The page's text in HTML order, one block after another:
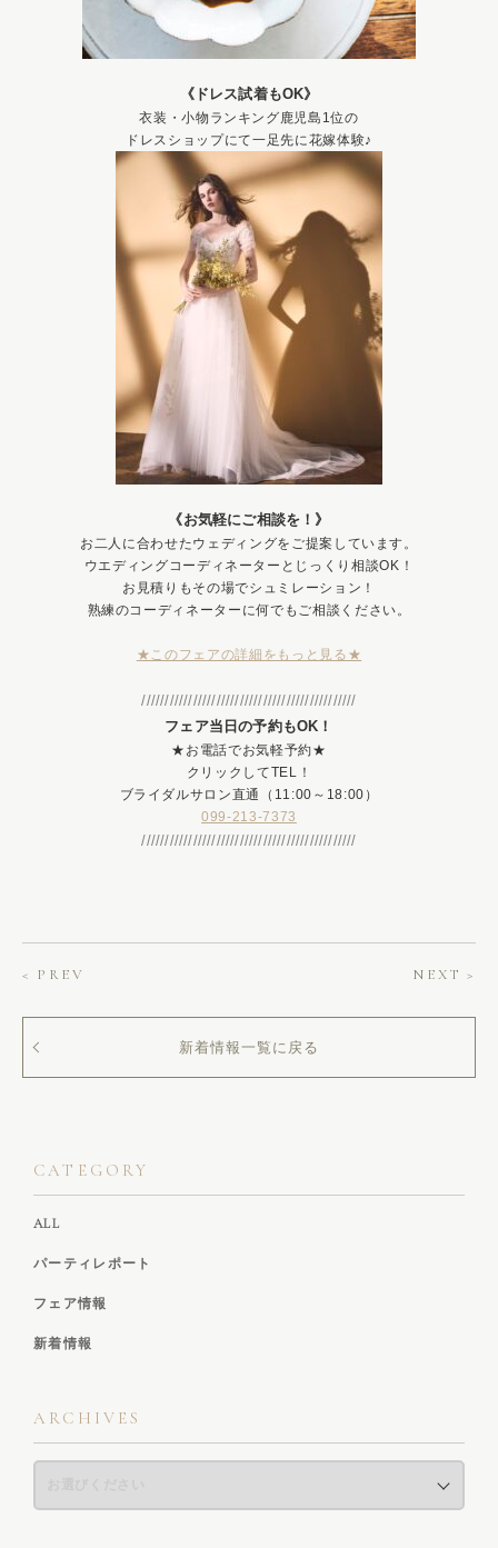
《ドレス試着もOK》
衣装・小物ランキング鹿児島1位の
ドレスショップにて一足先に花嫁体験♪
《お気軽にご相談を！》
お二人に合わせたウェディングをご提案しています。
ウエディングコーディネーターとじっくり相談OK！
お見積りもその場でシュミレーション！
熟練のコーディネーターに何でもご相談ください。
★このフェアの詳細をもっと見る★
//////////////////////////////////////////////
フェア当日の予約もOK！
★お電話でお気軽予約★
クリックしてTEL！
ブライダルサロン直通（11:00～18:00）
099-213-7373
//////////////////////////////////////////////
< PREV NEXT >
新着情報一覧に戻る
CATEGORY
ALL
パーティレポート
フェア情報
新着情報
ARCHIVES